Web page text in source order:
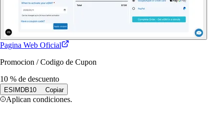
Pagina Web Oficial
Promocion / Codigo de Cupon
10 % de descuento
ESIMDB10 Copiar
Aplican condiciones.